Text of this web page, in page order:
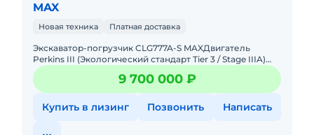
MAX
Новая техника Платная доставка
Экскаватор-погрузчик CLG777A-S MAXДвигатель
Perkins III (Экологический стандарт Tier 3 / Stage IIIA)
Модель 1104D - 44TAТрансмиссия CARRARO Power
ShiftПолный пр
9 700 000 ₽
Купить в лизинг Позвонить Написать